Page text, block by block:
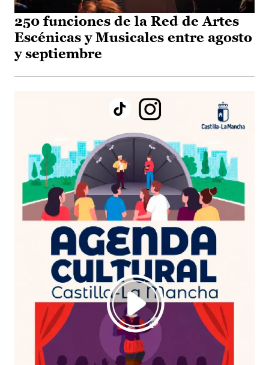
250 funciones de la Red de Artes
Escénicas y Musicales entre agosto
y septiembre